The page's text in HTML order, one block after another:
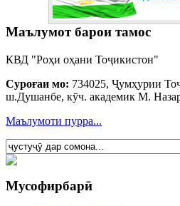
Маълумот барои тамос
КВД "Роҳи оҳани Тоҷикистон"
Суроғаи мо: 734025, Ҷумҳурии
ш.Душанбе, кӯч. академик М.
Маълумоти пурра...
Мусофирбарӣ